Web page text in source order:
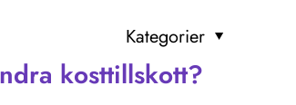
Kategorier
kosttillskott?